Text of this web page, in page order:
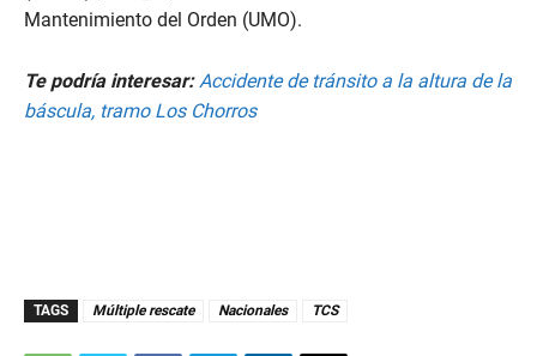
Mantenimiento del Orden (UMO).
Te podría interesar:Accidente de tránsito a la altura de la
báscula, tramo Los Chorros
TAGS Múltiple rescate Nacionales TCS